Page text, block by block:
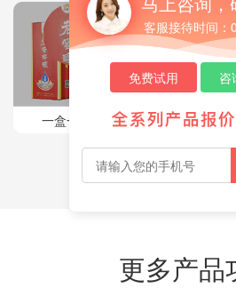
客服接待时间：
免费试用 咨
一盒一码 一卡一码
更多产品